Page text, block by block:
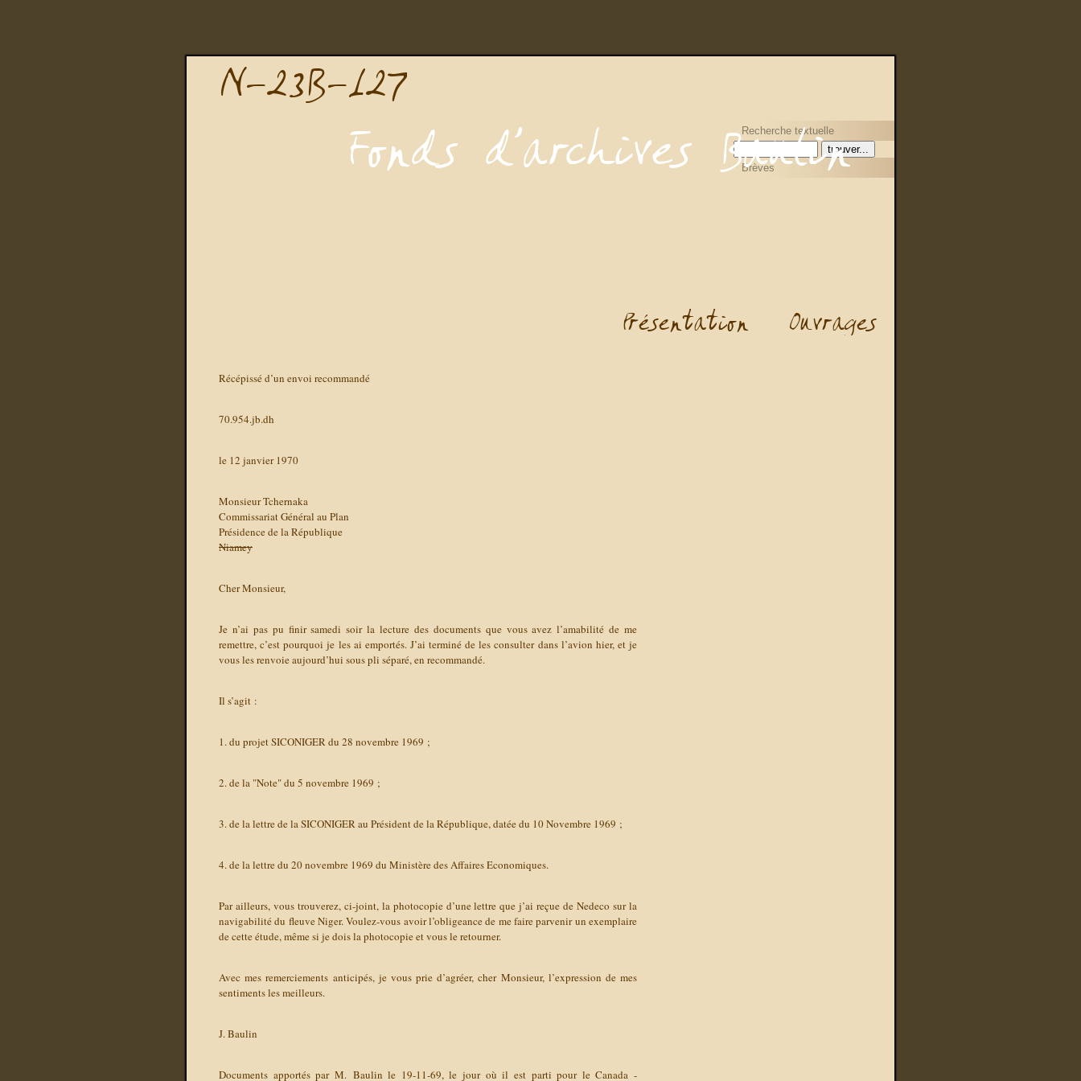
Recherche textuelle
Brèves
Récépissé d’un envoi recommandé
70.954.jb.dh
le 12 janvier 1970
Monsieur Tchernaka
Commissariat Général au Plan
Présidence de la République
Niamey
Cher Monsieur,
Je n’ai pas pu finir samedi soir la lecture des documents que vous avez l’amabilité de me
remettre, c’est pourquoi je les ai emportés. J’ai terminé de les consulter dans l’avion hier, et je
vous les renvoie aujourd’hui sous pli séparé, en recommandé.
Il s’agit :
1. du projet SICONIGER du 28 novembre 1969 ;
2. de la "Note" du 5 novembre 1969 ;
3. de la lettre de la SICONIGER au Président de la République, datée du 10 Novembre 1969 ;
4. de la lettre du 20 novembre 1969 du Ministère des Affaires Economiques.
Par ailleurs, vous trouverez, ci-joint, la photocopie d’une lettre que j’ai reçue de Nedeco sur la
navigabilité du fleuve Niger. Voulez-vous avoir l’obligeance de me faire parvenir un exemplaire
de cette étude, même si je dois la photocopie et vous le retourner.
Avec mes remerciements anticipés, je vous prie d’agréer, cher Monsieur, l’expression de mes
sentiments les meilleurs.
J. Baulin
Documents apportés par M. Baulin le 19-11-69, le jour où il est parti pour le Canada -